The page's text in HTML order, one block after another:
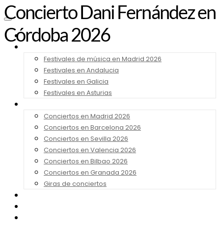
Noticias
Festivales de música en Madrid 2026
Festivales en Andalucia
Festivales en Galicia
Festivales en Asturias
Conciertos en Madrid 2026
Conciertos en Barcelona 2026
Conciertos en Sevilla 2026
Conciertos en Valencia 2026
Conciertos en Bilbao 2026
Conciertos en Granada 2026
Giras de conciertos
Concierto Dani Fernández en
Córdoba 2026